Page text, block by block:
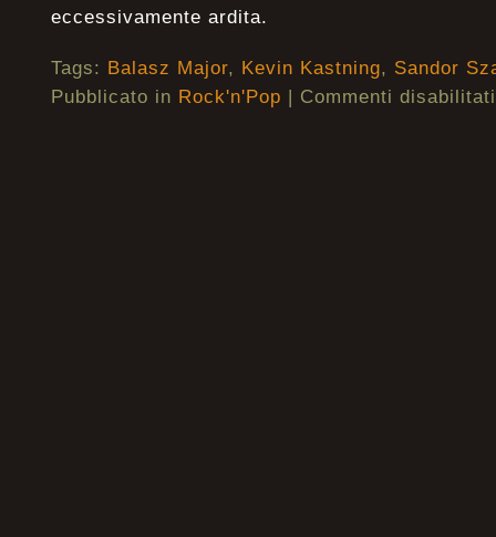
eccessivamente ardita.
Tags: Balasz Major, Kevin Kastning, Sandor
Pubblicato in Rock'n'Pop | Commenti disabilitati